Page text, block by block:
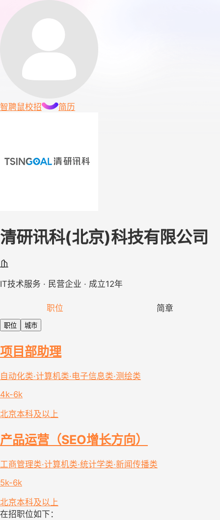
智聘鼠校招 简历
清研讯科(北京)科技有限公司
IT技术服务 · 民营企业 · 成立12年
职位 简章
职位 城市
项目部助理
自动化类·计算机类·电子信息类·测绘类
4k-6k
北京本科及以上
产品运营（SEO增长方向）
工商管理类·计算机类·统计学类·新闻传播类
5k-6k
北京本科及以上
在招职位如下：